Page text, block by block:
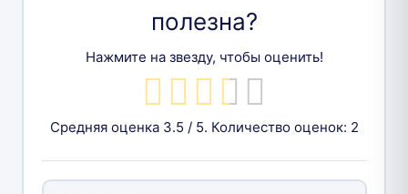
полезна?
Нажмите на звезду, чтобы оценить!
Средняя оценка 3.5 / 5. Количество оценок: 2